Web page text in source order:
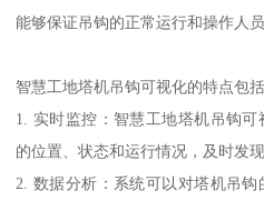
能够保证吊钩的正常运行和操作人员
智慧工地塔机吊钩可视化的特点包括
1. 实时监控：智慧工地塔机吊钩
的位置、状态和运行情况，及时发
2. 数据分析：系统可以对塔机吊